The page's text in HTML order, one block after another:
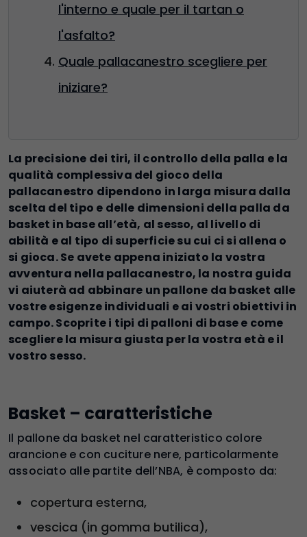
l'interno e quale per il tartan o
l'asfalto?
Quale pallacanestro scegliere per
iniziare?
La precisione dei tiri, il controllo della palla e la
qualità complessiva del gioco della
pallacanestro dipendono in larga misura dalla
scelta del tipo e delle dimensioni della palla da
basket in base all’età, al sesso, al livello di
abilità e al tipo di superficie su cui ci si allena o
si gioca. Se avete appena iniziato la vostra
avventura nella pallacanestro, la nostra guida
vi aiuterà ad abbinare un pallone da basket alle
vostre esigenze individuali e ai vostri obiettivi in
campo. Scoprite i tipi di palloni di base e come
scegliere la misura giusta per la vostra età e il
vostro sesso.
Basket – caratteristiche
Il pallone da basket nel caratteristico colore
arancione e con cuciture nere, particolarmente
associato alle partite dell’NBA, è composto da:
copertura esterna,
vescica (in gomma butilica),